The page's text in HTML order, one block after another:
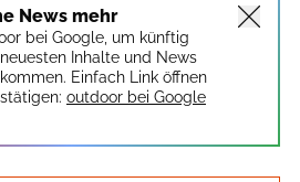
News mehr
bei Google, um künftig
Inhalte und News
Einfach Link öffnen
outdoor bei Google